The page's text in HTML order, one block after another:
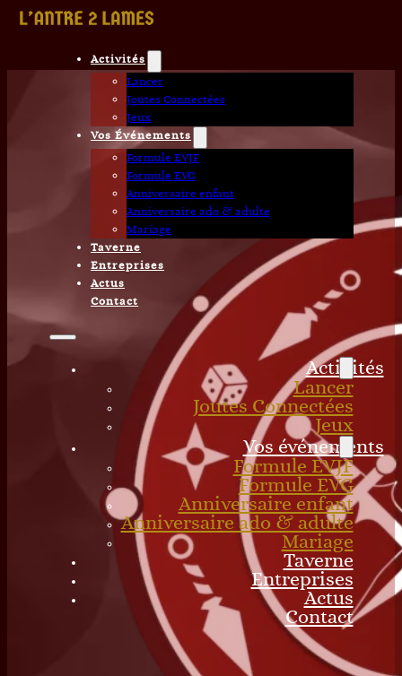
Activités
Lancer
Joutes Connectées
Jeux
Vos Événements
Formule EVJF
Formule EVG
Anniversaire enfant
Anniversaire ado & adulte
Mariage
Taverne
Entreprises
Actus
Contact
Activités
Lancer
Joutes Connectées
Jeux
Vos événements
Formule EVJF
Formule EVG
Anniversaire enfant
Anniversaire ado & adulte
Mariage
Taverne
Entreprises
Actus
Contact